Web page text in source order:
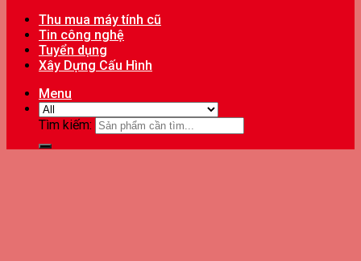
Thu mua máy tính cũ
Tin công nghệ
Tuyển dụng
Xây Dựng Cấu Hình
Menu
Tìm kiếm: